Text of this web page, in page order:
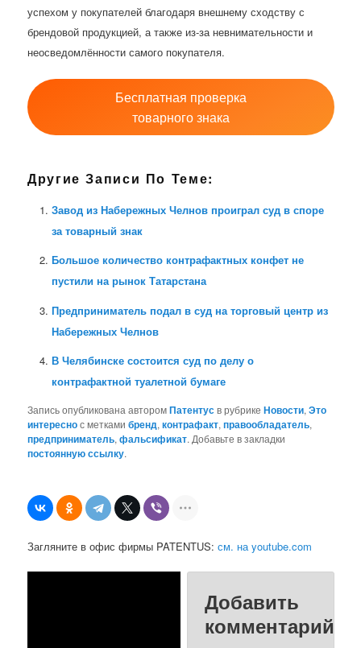
успехом у покупателей благодаря внешнему сходству с
брендовой продукцией, а также из-за невнимательности и
неосведомлённости самого покупателя.
Бесплатная проверка
товарного знака
Другие Записи По Теме:
Завод из Набережных Челнов проиграл суд в споре
за товарный знак
Большое количество контрафактных конфет не
пустили на рынок Татарстана
Предприниматель подал в суд на торговый центр из
Набережных Челнов
В Челябинске состоится суд по делу о
контрафактной туалетной бумаге
Запись опубликована авторомПатентусв рубрикеНовости,Это
интереснос меткамибренд,контрафакт,правообладатель,
предприниматель,фальсификат. Добавьте в закладки
постоянную ссылку.
Загляните в офис фирмы PATENTUS:см. на youtube.com
Добавить
комментарий